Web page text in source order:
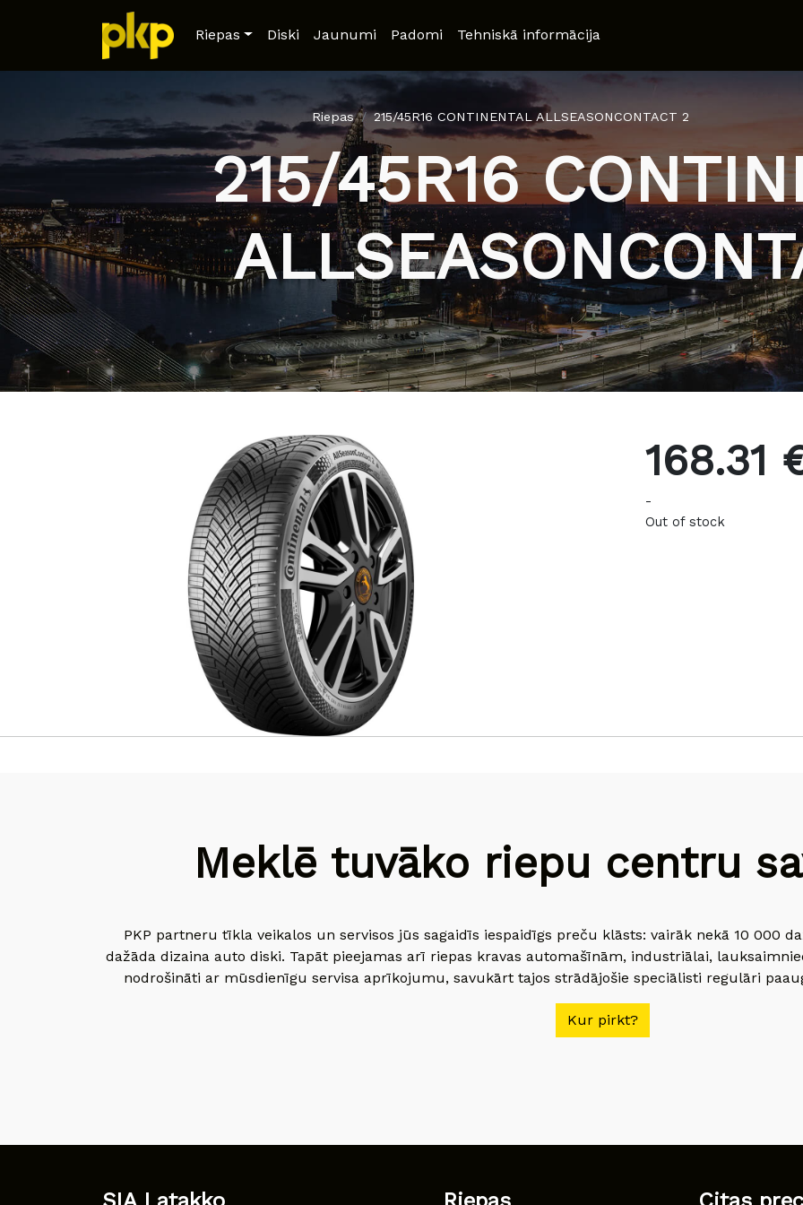
Riepas Diski Jaunumi Padomi Tehniskā informācija
Riepas 215/45R16 CONTINENTAL ALLSEASONCONTACT 2
215/45R16
168.31
-
Out of stock
Meklē tuvāko riepu centru
PKP partneru tīkla veikalos un servisos jūs sagaidīs iespaidīgs preču klāsts: vairāk nekā 10 000
dažāda dizaina auto diski. Tapāt pieejamas arī riepas kravas automašīnām, industriālai,
nodrošināti ar mūsdienīgu servisa aprīkojumu, savukārt tajos strādājošie speciālisti regulāri
Kur pirkt?